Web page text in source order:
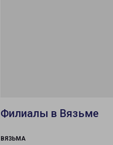
Филиалы в Вязьме
ВЯЗЬМА